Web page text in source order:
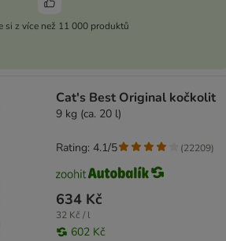
si z více než 11 000 produktů
Cat's Best Original kočkolit
9 kg (ca. 20 l)
634 Kč
32 Kč / l
602 Kč
Rating: 4.1/5 (22209)